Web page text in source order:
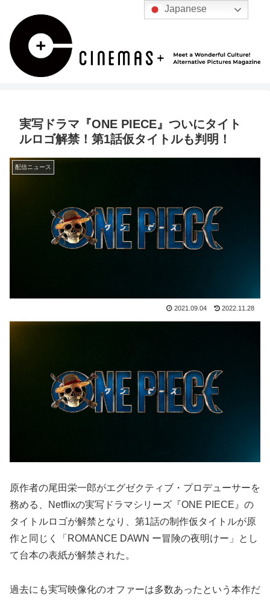
実写ドラマ『ONE PIECE』ついにタイト
ルロゴ解禁！第1話仮タイトルも判明！
配信ニュース
2021.09.04 2022.11.28
原作者の尾田栄一郎がエグゼクティブ・プロデューサーを
務める、Netflixの実写ドラマシリーズ『ONE PIECE』の
タイトルロゴが解禁となり、第1話の制作仮タイトルが原
作と同じく「ROMANCE DAWN ー冒険の夜明けー」とし
て台本の表紙が解禁された。
過去にも実写映像化のオファーは多数あったという本作だ
Japanese